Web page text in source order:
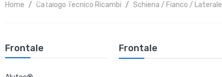
Home Catalogo Tecnico Ricambi Schiena / Fianco / Laterale
Frontale Frontale